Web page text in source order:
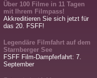
Über 100 Filme in 11 Tagen
mit Ihrem Filmpass!
Akkreditieren Sie sich jetzt für
das 20. FSFF!
Legendäre Filmfahrt auf dem
Starnberger See
FSFF Film-Dampferfahrt: 7.
September